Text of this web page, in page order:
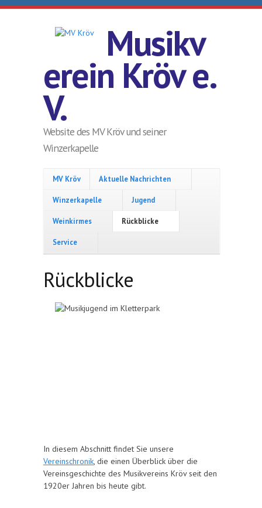
Direkt zum Inhalt
Musikv
erein Kröv e.
V.
Website des MV Kröv und seiner
Winzerkapelle
MV Kröv Aktuelle Nachrichten
Winzerkapelle Jugend
Weinkirmes Rückblicke
Service
Rückblicke
In diesem Abschnitt findet Sie unsere
Vereinschronik, die einen Überblick über die
Vereinsgeschichte des Musikvereins Kröv seit den
1920er Jahren bis heute gibt.